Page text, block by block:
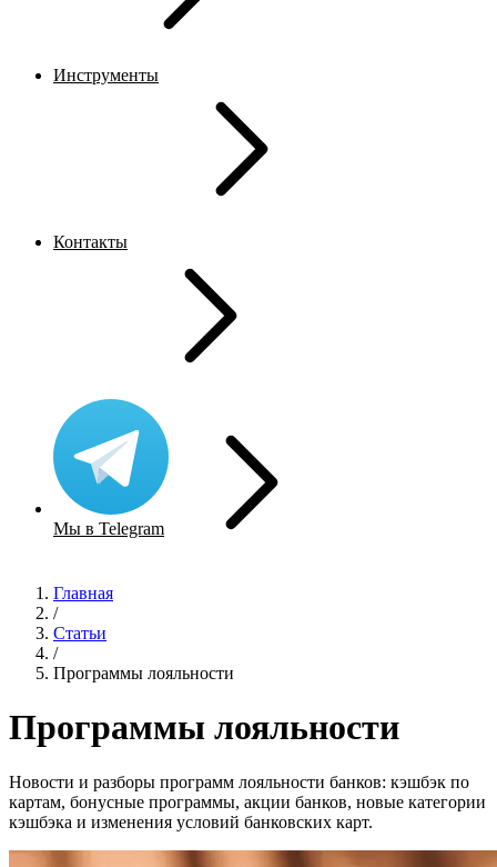
Инструменты
Контакты
Мы в Telegram
Главная
/
Статьи
/
Программы лояльности
Программы лояльности
Новости и разборы программ лояльности банков: кэшбэк по
картам, бонусные программы, акции банков, новые категории
кэшбэка и изменения условий банковских карт.